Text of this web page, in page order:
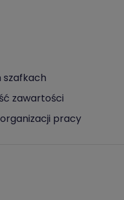
szafkach
zawartości
pracy